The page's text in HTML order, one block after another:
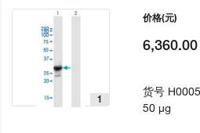
1
价格(元)
6,360.00
货号
50 µg